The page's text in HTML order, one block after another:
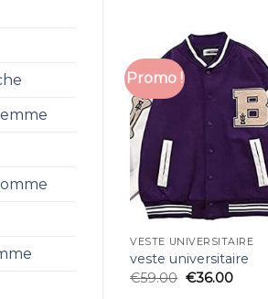
Promo !
VESTE UNIVERSITAIRE
veste universitaire
€59.00 €36.00